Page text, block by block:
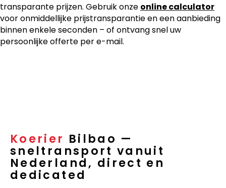
transparante prijzen. Gebruik onze online calculator
voor onmiddellijke prijstransparantie en een aanbieding
binnen enkele seconden – of ontvang snel uw
persoonlijke offerte per e-mail.
Koerier Bilbao —
sneltransport vanuit
Nederland, direct en
dedicated